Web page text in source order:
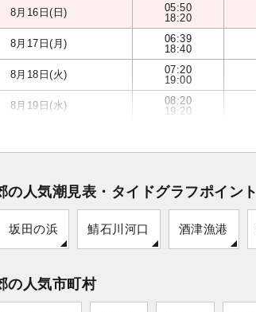
8月16日(日)
05:50
18:20
8月17日(月)
06:39
18:40
8月18日(火)
07:20
19:00
8月19日(水)
08:20
19:20
の人気潮見表・タイドグラフポイント
坂田の浜 鯖石川河口 酒津漁港
の人気市町村